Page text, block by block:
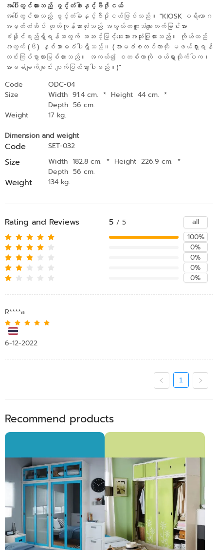
အပေါ်တွင်ထားသည့် ဖွင့်တံခါးနှင့်ဗီဒိုငယ်
အပေါ်တွင်ထားသည့် ဖွင့်တံခါးနှင့်ဗီဒိုငယ်ဖြစ်သည်။ "KIOSK ပရိဘောဂ
အမှတ်တံဆိပ် ထုတ်ကုန်အားလုံးသည် အလွယ်တကူသံချေးတက်ခြင်းအား
ခံနိုင်ရည်ရှိရန်အတွက် အဆင့်မြင့်ဆေးသားအသုံးပြုထားသည်။ ကိုယ်ထည်
အတွက် (၆) နှစ်အာမခံပါရှိသည်။ (အာမခံစတစ်ကာကို မဖယ်ရှားရန်
တင်းကြပ်စွာတားမြစ်ထားသည်။ အကယ်၍ စတစ်ကာကို ဖယ်ရှားလိုက်ပါက၊
အာမခံချက်ချင်း ပျက်ပြယ်သွားပါမည်။)"
Code
ODC-04
Size
Width 91.4 cm. * Height 44 cm. *
Depth 56 cm.
Weight
17 kg.
Dimension and weight
Code SET-032
Size Width 182.8 cm. * Height 226.9 cm. *
Depth 56 cm.
Weight 134 kg.
Rating and Reviews 5 / 5
all
100%
0%
0%
0%
0%
R****a
6-12-2022
1
Recommend products